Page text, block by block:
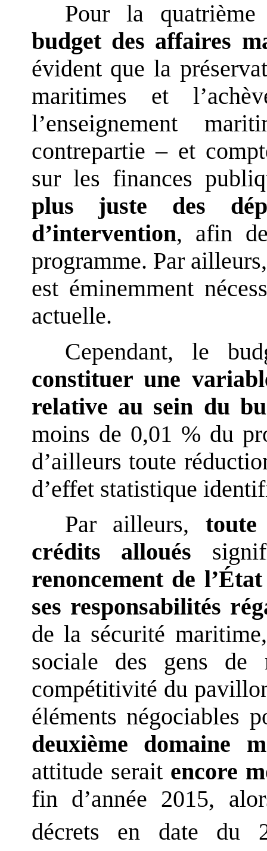
Pour la
budget des affaires
évident que la
maritimes et
l’enseignement
contrepartie – et
sur les finances
plus juste des
d’intervention, afin
programme. Par
est éminemment
actuelle.
Cependant, le
constituer une
relative au sein du
moins de 0,01 % du
d’ailleurs toute
d’effet statistique
Par ailleurs,
crédits alloués
renoncement de
ses responsabilités
de la sécurité
sociale des gens de
compétitivité du
éléments négociables
deuxième domaine
attitude serait encore
fin d’année 2015,
décrets en date du